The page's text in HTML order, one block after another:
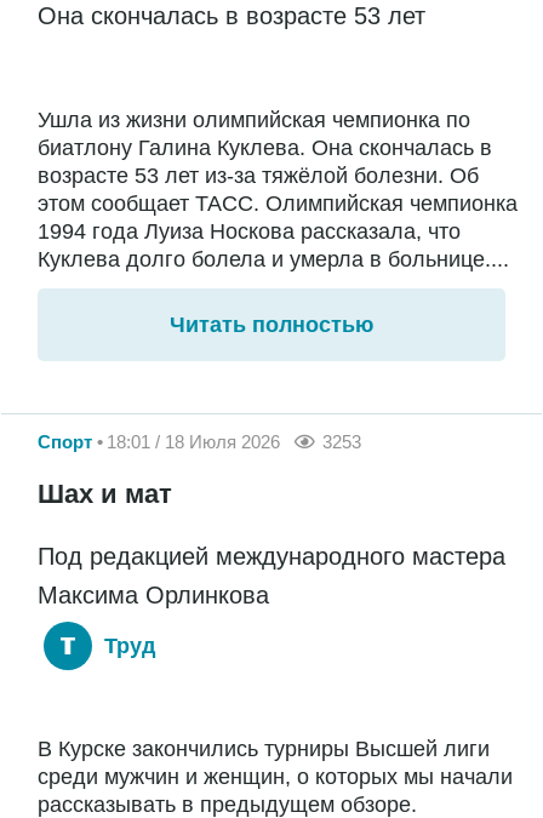
Она скончалась в возрасте 53 лет
Ушла из жизни олимпийская чемпионка по
биатлону Галина Куклева. Она скончалась в
возрасте 53 лет из-за тяжёлой болезни. Об
этом сообщает ТАСС. Олимпийская чемпионка
1994 года Луиза Носкова рассказала, что
Куклева долго болела и умерла в больнице....
Читать полностью
Спорт 18:01 / 18 Июля 2026 3253
Шах и мат
Под редакцией международного мастера
Максима Орлинкова
Труд
В Курске закончились турниры Высшей лиги
среди мужчин и женщин, о которых мы начали
рассказывать в предыдущем обзоре.